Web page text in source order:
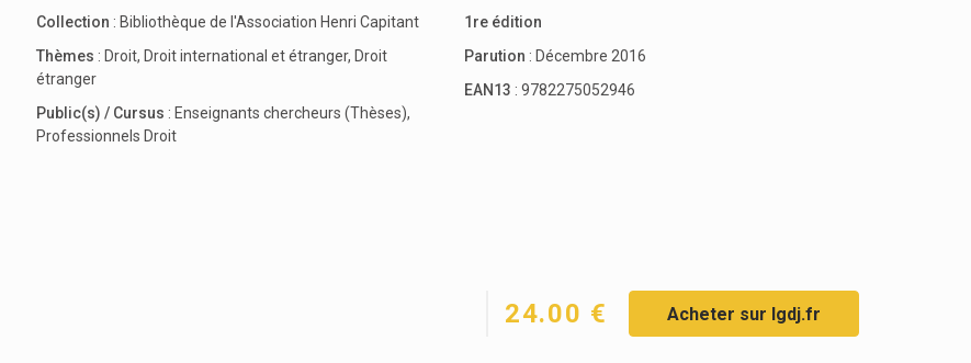
Collection : Bibliothèque de l'Association Henri Capitant
Thèmes : Droit, Droit international et étranger, Droit
étranger
Public(s) / Cursus : Enseignants chercheurs (Thèses),
Professionnels Droit
1re édition
Parution : Décembre 2016
EAN13 : 9782275052946
24.00 € Acheter sur lgdj.fr